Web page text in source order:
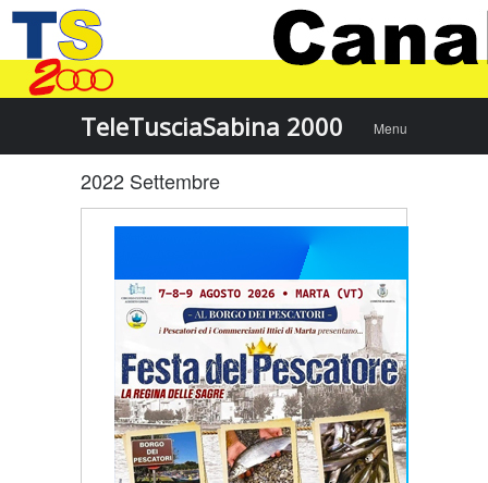
TeleTusciaSabina 2000
content
Menu
2022 Settembre